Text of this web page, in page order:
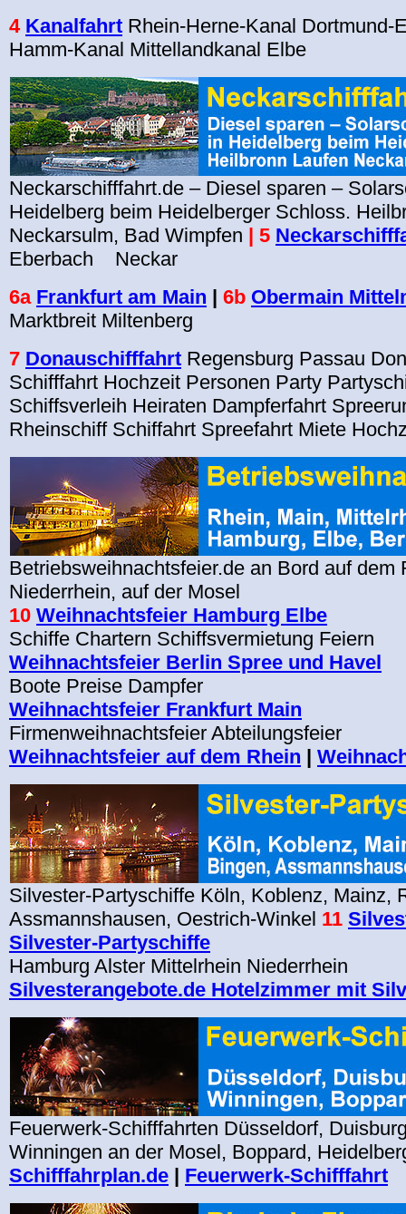
4 Kanalfahrt Rhein-Herne-Kanal Dortmund-
Hamm-Kanal Mittellandkanal Elbe
Neckarschifffahrt.de – Diesel sparen –
Heidelberg beim Heidelberger Schloss.
Neckarsulm, Bad Wimpfen | 5
Eberbach Neckar
6a Frankfurt am Main | 6b Obermain
Marktbreit Miltenberg
7 Donauschifffahrt Regensburg Passau
Schifffahrt Hochzeit Personen Party
Schiffsverleih Heiraten Dampferfahrt
Rheinschiff Schiffahrt Spreefahrt Miete
Betriebsweihnachtsfeier.de an Bord auf dem
Niederrhein, auf der Mosel
10 Weihnachtsfeier Hamburg Elbe
Schiffe Chartern Schiffsvermietung Feiern
Weihnachtsfeier Berlin Spree und Havel
Boote Preise Dampfer
Weihnachtsfeier Frankfurt Main
Firmenweihnachtsfeier Abteilungsfeier
Weihnachtsfeier auf dem Rhein |
Silvester-Partyschiffe Köln, Koblenz, Mainz,
Assmannshausen, Oestrich-Winkel 11
Silvester-Partyschiffe
Hamburg Alster Mittelrhein Niederrhein
Silvesterangebote.de Hotelzimmer mit
Feuerwerk-Schifffahrten Düsseldorf,
Winningen an der Mosel, Boppard,
Schifffahrplan.de | Feuerwerk-Schifffahrt